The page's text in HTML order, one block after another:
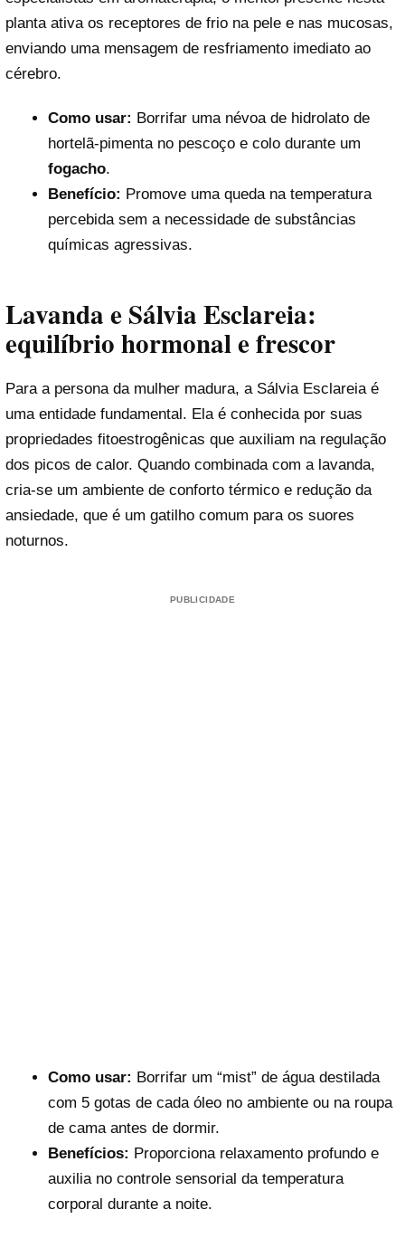
planta ativa os receptores de frio na pele e nas mucosas,
enviando uma mensagem de resfriamento imediato ao
cérebro.
Como usar: Borrifar uma névoa de hidrolato de
hortelã-pimenta no pescoço e colo durante um
fogacho.
Benefício: Promove uma queda na temperatura
percebida sem a necessidade de substâncias
químicas agressivas.
Lavanda e Sálvia Esclareia:
equilíbrio hormonal e frescor
Para a persona da mulher madura, a Sálvia Esclareia é
uma entidade fundamental. Ela é conhecida por suas
propriedades fitoestrogênicas que auxiliam na regulação
dos picos de calor. Quando combinada com a lavanda,
cria-se um ambiente de conforto térmico e redução da
ansiedade, que é um gatilho comum para os suores
noturnos.
PUBLICIDADE
Como usar: Borrifar um “mist” de água destilada
com 5 gotas de cada óleo no ambiente ou na roupa
de cama antes de dormir.
Benefícios: Proporciona relaxamento profundo e
auxilia no controle sensorial da temperatura
corporal durante a noite.